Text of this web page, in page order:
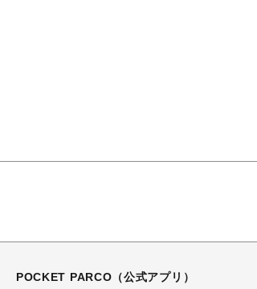
POCKET PARCO（公式アプリ）